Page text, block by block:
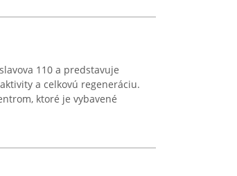
110 a predstavuje
a celkovú regeneráciu.
ktoré je vybavené